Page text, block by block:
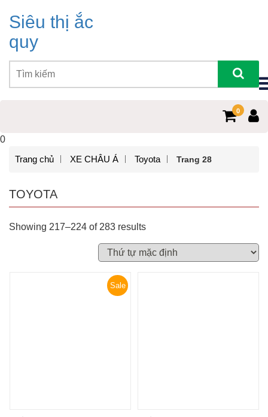
Siêu thị ắc
quy
0
0
Trang chủ
XE CHÂU Á Toyota Trang 28
TOYOTA
Showing 217–224 of 283 results
Sale